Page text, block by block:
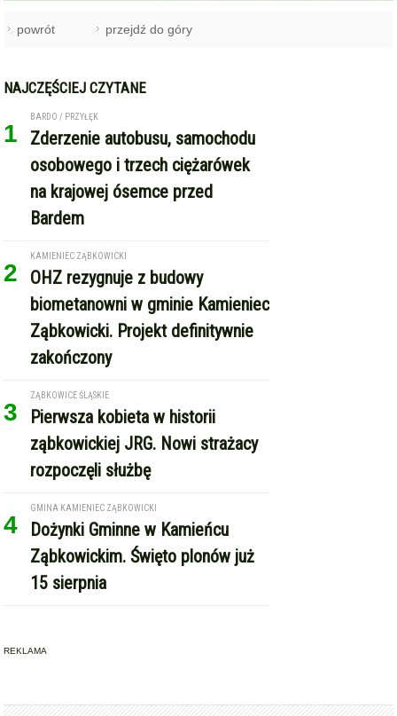
powrót przejdź do góry
NAJCZĘŚCIEJ CZYTANE
1
BARDO / PRZYŁĘK
Zderzenie autobusu, samochodu
osobowego i trzech ciężarówek
na krajowej ósemce przed
Bardem
2
KAMIENIEC ZĄBKOWICKI
OHZ rezygnuje z budowy
biometanowni w gminie Kamieniec
Ząbkowicki. Projekt definitywnie
zakończony
3
ZĄBKOWICE ŚLĄSKIE
Pierwsza kobieta w historii
ząbkowickiej JRG. Nowi strażacy
rozpoczęli służbę
4
GMINA KAMIENIEC ZĄBKOWICKI
Dożynki Gminne w Kamieńcu
Ząbkowickim. Święto plonów już
15 sierpnia
REKLAMA